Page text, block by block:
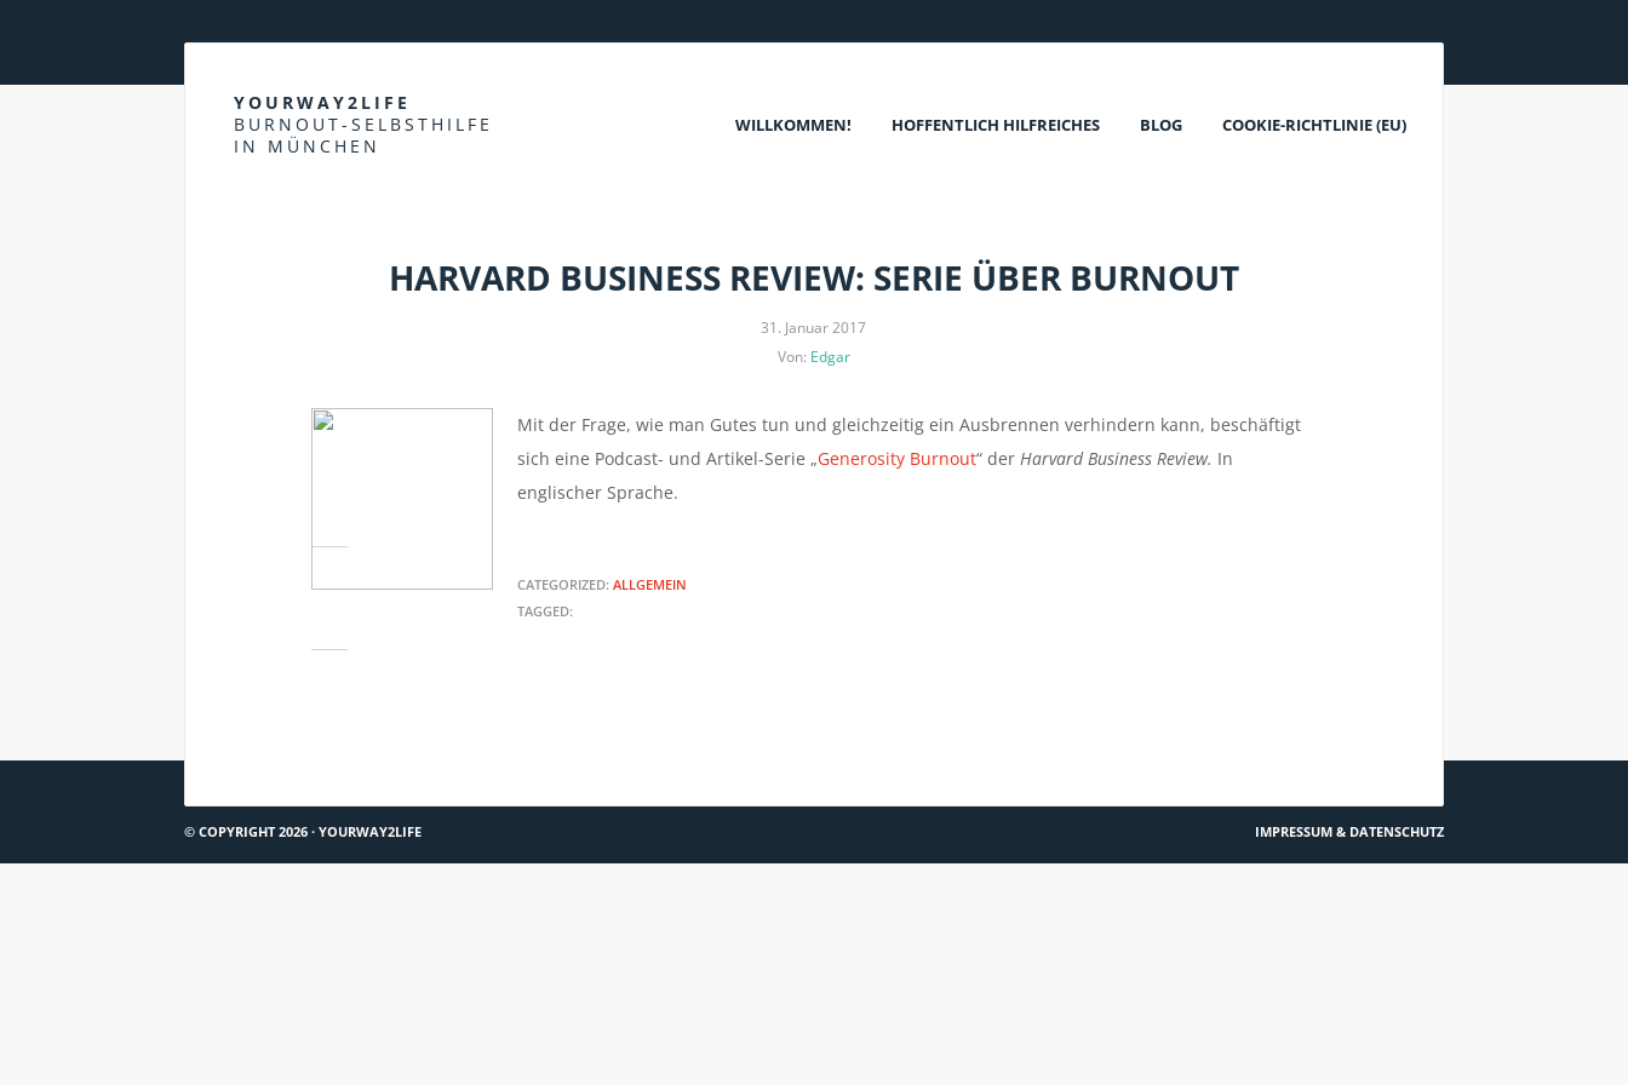
YOURWAY2LIFE
BURNOUT-SELBSTHILFE
IN MÜNCHEN
WILLKOMMEN! HOFFENTLICH HILFREICHES BLOG COOKIE-RICHTLINIE (EU)
HARVARD BUSINESS REVIEW: SERIE ÜBER BURNOUT
31. Januar 2017
Von: Edgar
Mit der Frage, wie man Gutes tun und gleichzeitig ein Ausbrennen verhindern kann, beschäftigt
sich eine Podcast- und Artikel-Serie „Generosity Burnout“ der Harvard Business Review. In
englischer Sprache.
CATEGORIZED: ALLGEMEIN
TAGGED:
© COPYRIGHT 2026 · YOURWAY2LIFE IMPRESSUM & DATENSCHUTZ